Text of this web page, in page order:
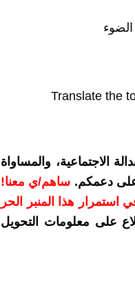
Translate the
الاجتماعية، والمساواة
على دعمكم. ساهم/ي معنا!
في استمرار هذا المنبر الحر
على معلومات التحويل